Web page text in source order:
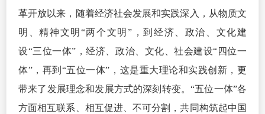
革开放以来，随着经济社会发展和实践深入，从物质文
明、精神文明“两个文明”，到经济、政治、文化建
设“三位一体”，经济、政治、文化、社会建设“四位一
体”，再到“五位一体”，这是重大理论和实践创新，更
带来了发展理念和发展方式的深刻转变。“五位一体”各
方面相互联系、相互促进、不可分割，共同构筑起中国